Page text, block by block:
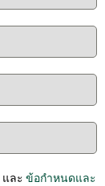
และ ข้อกำหนดและ